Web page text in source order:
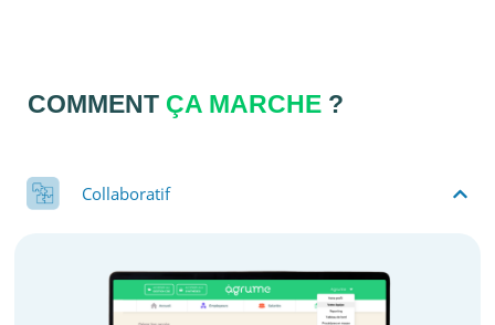
COMMENT ÇA MARCHE ?
Collaboratif